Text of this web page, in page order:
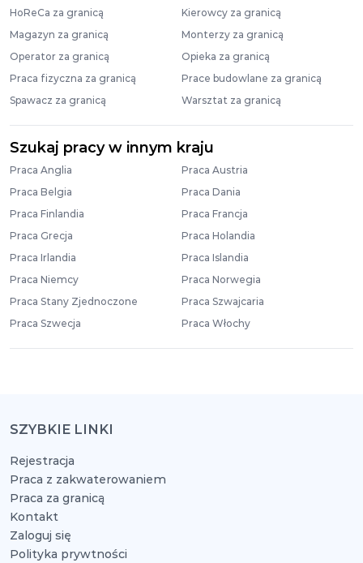
HoReCa za granicą
Kierowcy za granicą
Magazyn za granicą
Monterzy za granicą
Operator za granicą
Opieka za granicą
Praca fizyczna za granicą
Prace budowlane za granicą
Spawacz za granicą
Warsztat za granicą
Szukaj pracy w innym kraju
Praca Anglia
Praca Austria
Praca Belgia
Praca Dania
Praca Finlandia
Praca Francja
Praca Grecja
Praca Holandia
Praca Irlandia
Praca Islandia
Praca Niemcy
Praca Norwegia
Praca Stany Zjednoczone
Praca Szwajcaria
Praca Szwecja
Praca Włochy
SZYBKIE LINKI
Rejestracja
Praca z zakwaterowaniem
Praca za granicą
Kontakt
Zaloguj się
Polityka prywtności